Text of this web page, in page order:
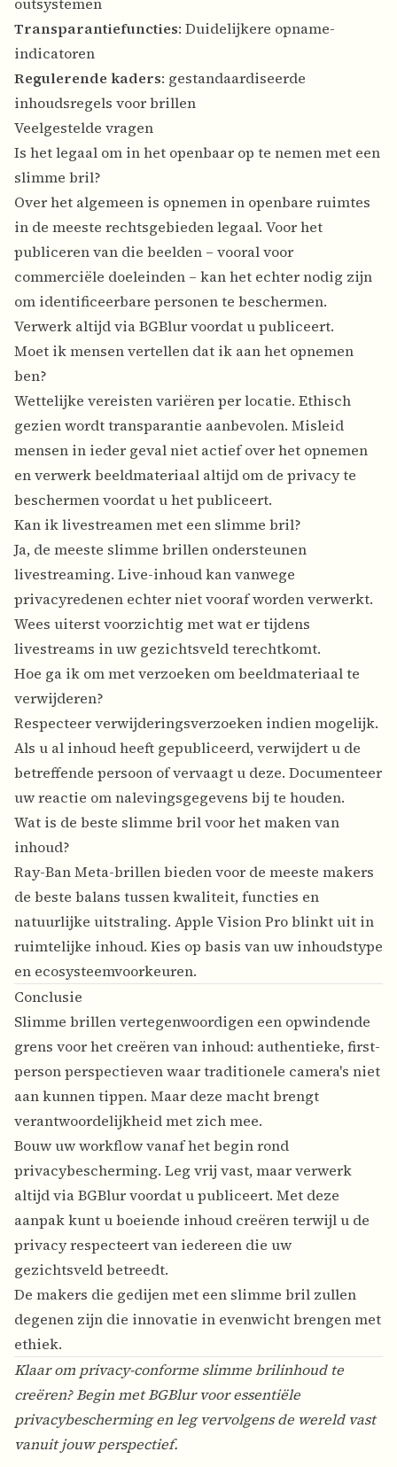
Transparantiefuncties: Duidelijkere opname-
indicatoren
Regulerende kaders: gestandaardiseerde
inhoudsregels voor brillen
Veelgestelde vragen
Is het legaal om in het openbaar op te nemen met een
slimme bril?
Over het algemeen is opnemen in openbare ruimtes
in de meeste rechtsgebieden legaal. Voor het
publiceren van die beelden – vooral voor
commerciële doeleinden – kan het echter nodig zijn
om identificeerbare personen te beschermen.
Verwerk altijd via BGBlur voordat u publiceert.
Moet ik mensen vertellen dat ik aan het opnemen
ben?
Wettelijke vereisten variëren per locatie. Ethisch
gezien wordt transparantie aanbevolen. Misleid
mensen in ieder geval niet actief over het opnemen
en verwerk beeldmateriaal altijd om de privacy te
beschermen voordat u het publiceert.
Kan ik livestreamen met een slimme bril?
Ja, de meeste slimme brillen ondersteunen
livestreaming. Live-inhoud kan vanwege
privacyredenen echter niet vooraf worden verwerkt.
Wees uiterst voorzichtig met wat er tijdens
livestreams in uw gezichtsveld terechtkomt.
Hoe ga ik om met verzoeken om beeldmateriaal te
verwijderen?
Respecteer verwijderingsverzoeken indien mogelijk.
Als u al inhoud heeft gepubliceerd, verwijdert u de
betreffende persoon of vervaagt u deze. Documenteer
uw reactie om nalevingsgegevens bij te houden.
Wat is de beste slimme bril voor het maken van
inhoud?
Ray-Ban Meta-brillen bieden voor de meeste makers
de beste balans tussen kwaliteit, functies en
natuurlijke uitstraling. Apple Vision Pro blinkt uit in
ruimtelijke inhoud. Kies op basis van uw inhoudstype
en ecosysteemvoorkeuren.
Conclusie
Slimme brillen vertegenwoordigen een opwindende
grens voor het creëren van inhoud: authentieke, first-
person perspectieven waar traditionele camera's niet
aan kunnen tippen. Maar deze macht brengt
verantwoordelijkheid met zich mee.
Bouw uw workflow vanaf het begin rond
privacybescherming. Leg vrij vast, maar verwerk
altijd via BGBlur voordat u publiceert. Met deze
aanpak kunt u boeiende inhoud creëren terwijl u de
privacy respecteert van iedereen die uw
gezichtsveld betreedt.
De makers die gedijen met een slimme bril zullen
degenen zijn die innovatie in evenwicht brengen met
ethiek.
Klaar om privacy-conforme slimme brilinhoud te
creëren? Begin metBGBlurvoor essentiële
privacybescherming en leg vervolgens de wereld vast
vanuit jouw perspectief.